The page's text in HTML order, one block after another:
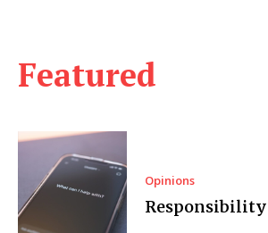
Featured
Opinions
Responsibility